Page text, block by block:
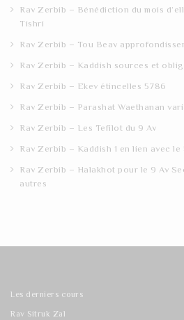
Rav Zerbib – Bénédiction du mois
Tishri
Rav Zerbib – Tou Beav
Rav Zerbib – Kaddish sources et
Rav Zerbib – Ekev étincelles 5786
Rav Zerbib – Parashat Waethanan
Rav Zerbib – Les Tefilot du 9 Av
Rav Zerbib – Kaddish 1 en lien avec le
Rav Zerbib – Halakhot pour le 9 Av
autres
Les derniers cours
Rav Sitruk Zal